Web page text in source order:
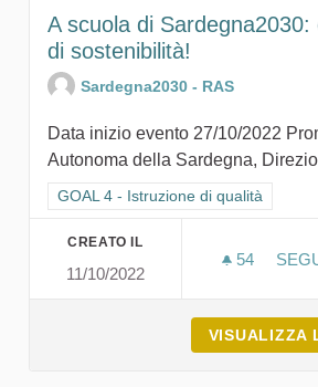
A scuola di Sardegna2030:
di sostenibilità!
Sardegna2030 - RAS
Data inizio evento 27/10/2022
Autonoma della Sardegna,
Filtra i risultati per categoria: GOAL 4
GOAL 4 - Istruzione di qualità
CREATO IL
11/10/2022
54 54
VISUALIZZA